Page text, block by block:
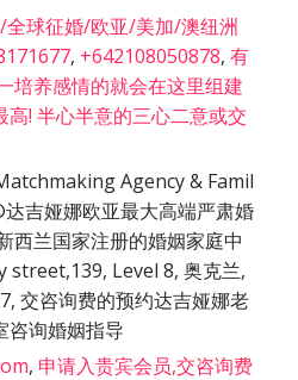
球征婚/欧亚/美加/澳纽洲
, +642108050878, 有
培养感情的就会在这里组建
! 半心半意的三心二意或交
Agency & Famil
吉娅娜欧亚最大高端严肃婚
西兰国家注册的婚姻家庭中
street,139, Level 8, 奥克兰,
交咨询费的预约达吉娅娜老
咨询婚姻指导
, 申请入贵宾会员,交咨询费